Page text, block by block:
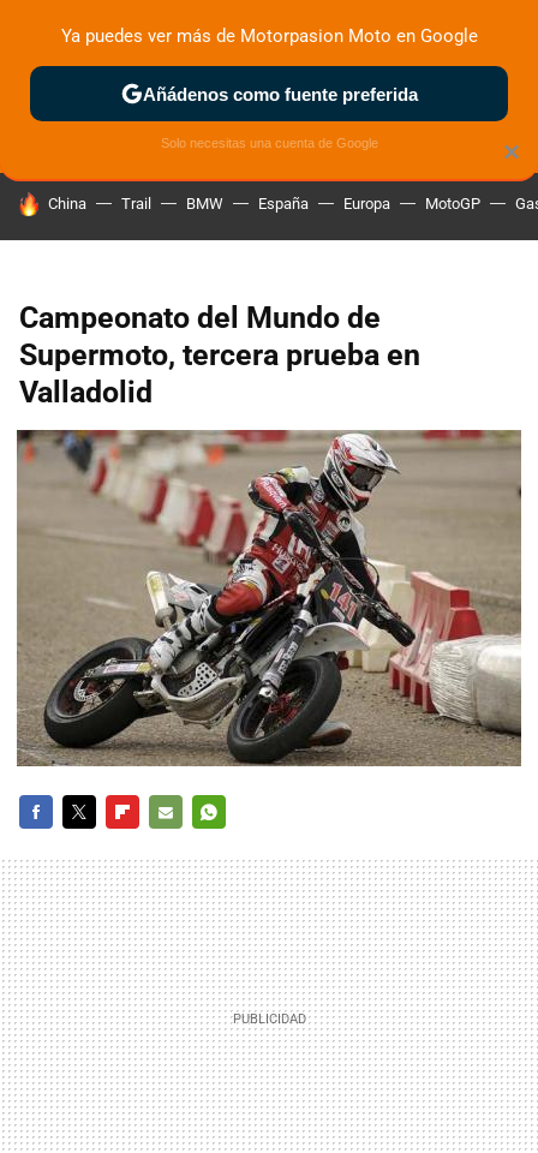
ZONA DE PRUEBAS DEPORTIVAS MOTOS ELÉCTRICAS
HOY SE HABLA DE
China Trail BMW España Europa MotoGP
Campeonato del Mundo de
Supermoto, tercera prueba en
Valladolid
MAIL
×
Ya puedes ver más de Motorpasion Moto en Google
Añádenos como fuente preferida
Solo necesitas una cuenta de Google